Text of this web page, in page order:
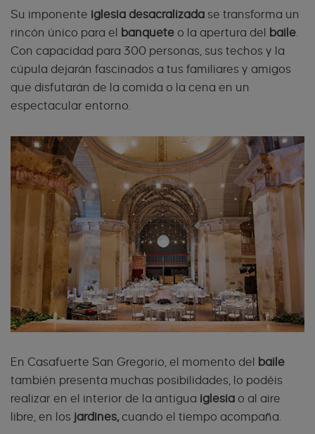
Su imponente iglesia desacralizada se transforma un
rincón único para el banquete o la apertura del baile
Con capacidad para 300 personas, sus techos y la
cúpula dejarán fascinados a tus familiares y amigos
que disfutarán de la comida o la cena en un
espectacular entorno.
En Casafuerte San Gregorio, el momento del baile
también presenta muchas posibilidades, lo podéis
realizar en el interior de la antigua iglesia o al aire
libre, en los jardines, cuando el tiempo acompaña.